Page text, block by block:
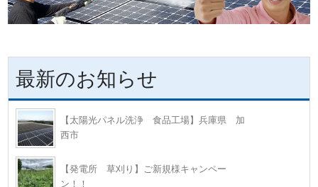
最新のお知らせ
【太陽光パネル洗浄 食品工場】兵庫県 加
西市
【発電所 草刈り】ご新規様キャンペー
ン！！